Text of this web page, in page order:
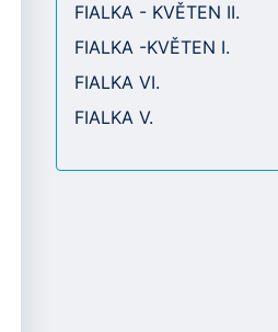
FIALKA - KVĚTEN II.
FIALKA -KVĚTEN I.
FIALKA VI.
FIALKA V.